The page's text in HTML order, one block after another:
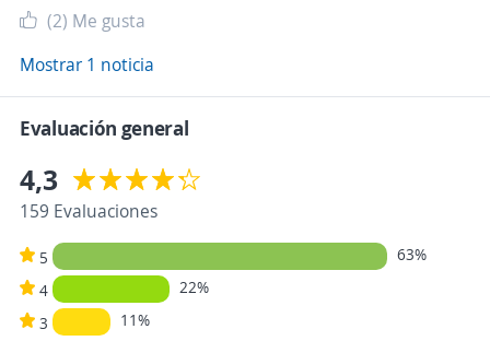
(2) Me gusta
Mostrar 1 noticia
Evaluación general
4,3
159 Evaluaciones
5
63%
4
22%
3
11%